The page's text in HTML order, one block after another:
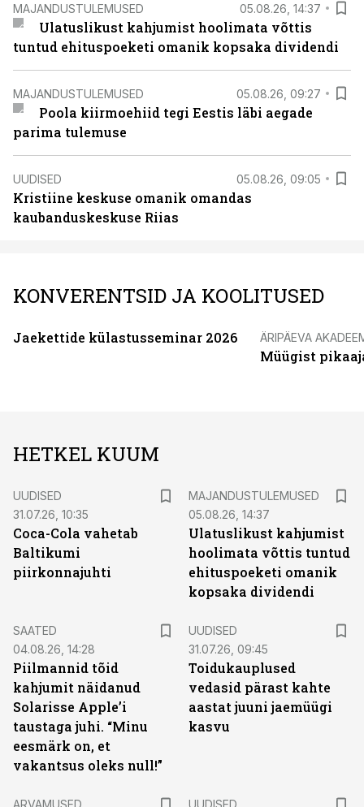
MAJANDUSTULEMUSED 05.08.26, 14:37
Ulatuslikust kahjumist hoolimata võttis
tuntud ehituspoeketi omanik kopsaka dividendi
MAJANDUSTULEMUSED 05.08.26, 09:27
Poola kiirmoehiid tegi Eestis läbi aegade
parima tulemuse
UUDISED 05.08.26, 09:05
Kristiine keskuse omanik omandas
kaubanduskeskuse Riias
KONVERENTSID JA KOOLITUSED
Jaekettide külastusseminar 2026 ÄRIPÄEVA
Müügist
HETKEL KUUM
UUDISED
31.07.26, 10:35
Coca-Cola vahetab
Baltikumi
piirkonnajuhti
MAJANDUSTULEMUSED
05.08.26, 14:37
Ulatuslikust kahjumist
hoolimata võttis tuntud
ehituspoeketi omanik
kopsaka dividendi
SAATED
04.08.26, 14:28
Piilmannid tõid
kahjumit näidanud
Solarisse Apple’i
taustaga juhi. “Minu
eesmärk on, et
vakantsus oleks null!”
UUDISED
31.07.26, 09:45
Toidukauplused
vedasid pärast kahte
aastat juuni jaemüügi
kasvu
ARVAMUSED UUDISED